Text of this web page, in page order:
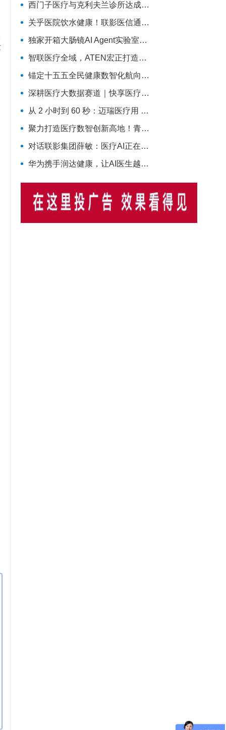
西门子医疗与克利夫兰诊所达成十年全面战略协议
关乎医院饮水健康！联影医信通与嵩正健康科技战略合作
独家开箱大肠镜AI Agent实验室！鸿海医疗机器人成开刀房新要角
智联医疗全域，ATEN宏正打造智慧医疗一体化连接解决方案
锚定十五五全民健康数智化航向，昂科物联网全域技术筑牢智慧医院数字底座
深耕医疗大数据赛道｜快享医疗聚力开拓行业新价值
从 2 小时到 60 秒：迈瑞医疗用 AI 改写了医院最累科室的工作方式
聚力打造医疗数智创新高地！青大附院医疗数智联合实验室正式启用
对话联影集团薛敏：医疗AI正在从模型竞争，走向医疗体系的重构
华为携手润达健康，让AI医生越来越靠谱